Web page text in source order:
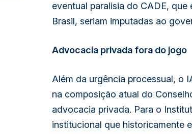
eventual paralisia do CADE,
Brasil, seriam imputadas ao
Advocacia privada fora do jogo
Além da urgência processual, o
na composição atual do
advocacia privada. Para o
institucional que historicamente